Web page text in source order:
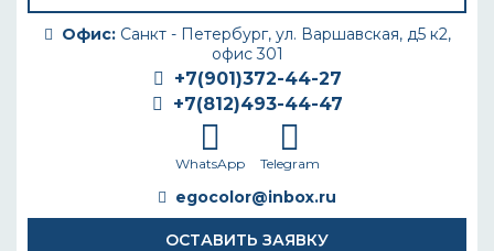
Офис:Санкт - Петербург, ул. Варшавская, д5 к2,
офис 301
+7(901)372-44-27
+7(812)493-44-47
WhatsApp Telegram
egocolor@inbox.ru
ОСТАВИТЬ ЗАЯВКУ